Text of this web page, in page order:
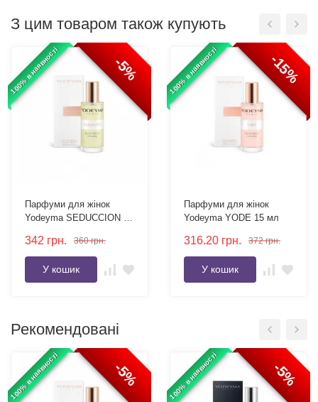
З цим товаром також купують
100% в наявності -5%
Парфуми для жінок
Yodeyma SEDUCCION 15
342 грн. 360 грн.
У кошик
100% в наявності -15%
Парфуми для жінок
Yodeyma YODE 15 мл
316.20 грн. 372 грн.
У кошик
Рекомендовані
100% в наявності -5% 100% в наявності -5%